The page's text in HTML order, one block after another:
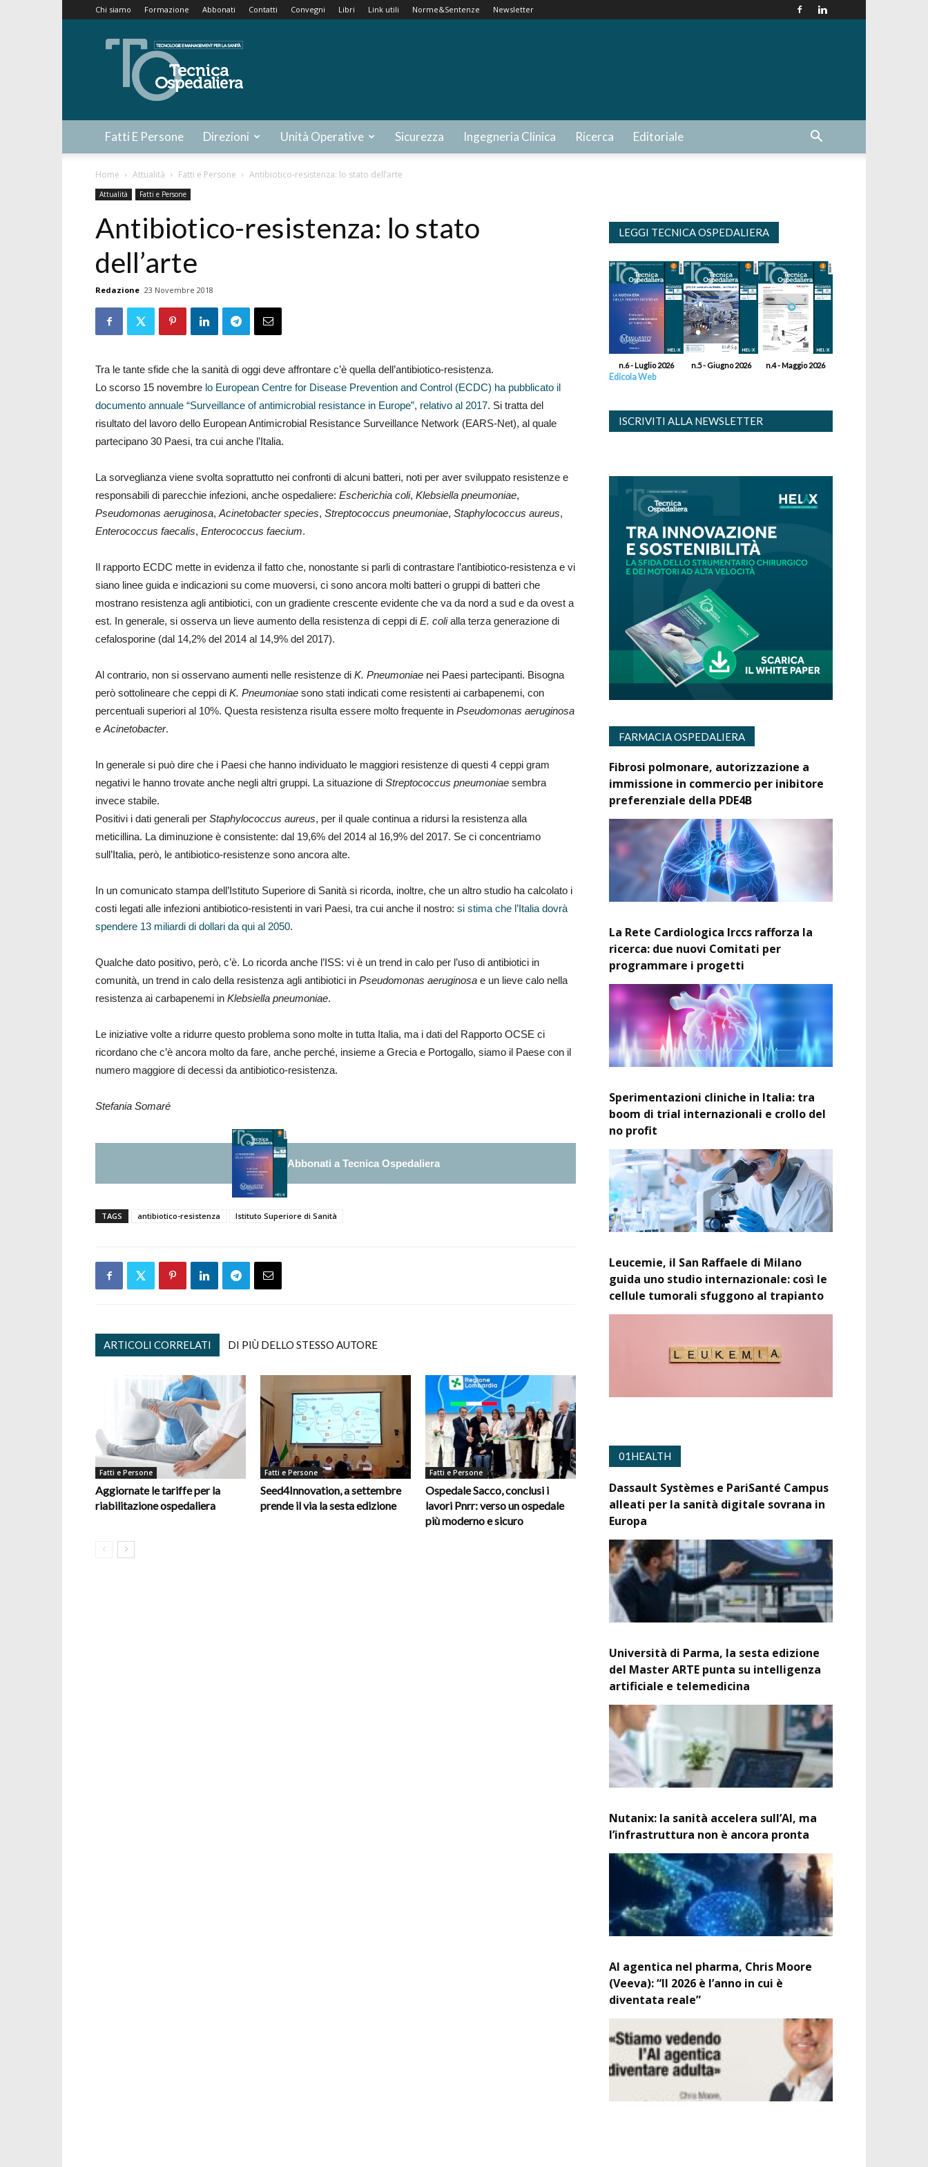
Chi siamo Formazione Abbonati Contatti Convegni Libri Link utili Norme&Sentenze Newsletter
Tecnica
Ospedaliera
Fatti E Persone Direzioni Unità Operative Sicurezza Ingegneria Clinica Ricerca Editoriale
Home Attualità Fatti e Persone Antibiotico-resistenza: lo stato dell’arte
Attualità Fatti e Persone
Antibiotico-resistenza: lo stato
dell’arte
Redazione 23 Novembre 2018
Tra le tante sfide che la sanità di oggi deve affrontare c’è quella dell’antibiotico-resistenza.
Lo scorso 15 novembre lo European Centre for Disease Prevention and Control (ECDC) ha pubblicato il
documento annuale “Surveillance of antimicrobial resistance in Europe”, relativo al 2017. Si tratta del
risultato del lavoro dello European Antimicrobial Resistance Surveillance Network (EARS-Net), al quale
partecipano 30 Paesi, tra cui anche l’Italia.
La sorveglianza viene svolta soprattutto nei confronti di alcuni batteri, noti per aver sviluppato resistenze e
responsabili di parecchie infezioni, anche ospedaliere: Escherichia coli, Klebsiella pneumoniae,
Pseudomonas aeruginosa, Acinetobacter species, Streptococcus pneumoniae, Staphylococcus aureus,
Enterococcus faecalis, Enterococcus faecium.
Il rapporto ECDC mette in evidenza il fatto che, nonostante si parli di contrastare l’antibiotico-resistenza e vi
siano linee guida e indicazioni su come muoversi, ci sono ancora molti batteri o gruppi di batteri che
mostrano resistenza agli antibiotici, con un gradiente crescente evidente che va da nord a sud e da ovest a
est. In generale, si osserva un lieve aumento della resistenza di ceppi di E. colialla terza generazione di
cefalosporine (dal 14,2% del 2014 al 14,9% del 2017).
Al contrario, non si osservano aumenti nelle resistenze di K. Pneumoniae nei Paesi partecipanti. Bisogna
però sottolineare che ceppi di K. Pneumoniae sono stati indicati come resistenti ai carbapenemi, con
percentuali superiori al 10%. Questa resistenza risulta essere molto frequente in Pseudomonas aeruginosa
e Acinetobacter.
In generale si può dire che i Paesi che hanno individuato le maggiori resistenze di questi 4 ceppi gram
negativi le hanno trovate anche negli altri gruppi. La situazione di Streptococcus pneumoniae sembra
invece stabile.
Positivi i dati generali per Staphylococcus aureus, per il quale continua a ridursi la resistenza alla
meticillina. La diminuzione è consistente: dal 19,6% del 2014 al 16,9% del 2017. Se ci concentriamo
sull’Italia, però, le antibiotico-resistenze sono ancora alte.
In un comunicato stampa dell’Istituto Superiore di Sanità si ricorda, inoltre, che un altro studio ha calcolato i
costi legati alle infezioni antibiotico-resistenti in vari Paesi, tra cui anche il nostro: si stima che l’Italia dovrà
spendere 13 miliardi di dollari da qui al 2050.
Qualche dato positivo, però, c’è. Lo ricorda anche l’ISS: vi è un trend in calo per l’uso di antibiotici in
comunità, un trend in calo della resistenza agli antibiotici in Pseudomonas aeruginosa e un lieve calo nella
resistenza ai carbapenemi in Klebsiella pneumoniae.
Le iniziative volte a ridurre questo problema sono molte in tutta Italia, ma i dati del Rapporto OCSE ci
ricordano che c’è ancora molto da fare, anche perché, insieme a Grecia e Portogallo, siamo il Paese con il
numero maggiore di decessi da antibiotico-resistenza.
Stefania Somaré
Abbonati a Tecnica Ospedaliera
TAGS antibiotico-resistenza Istituto Superiore di Sanità
ARTICOLI CORRELATI DI PIÙ DELLO STESSO AUTORE
Fatti e Persone
Aggiornate le tariffe per la
riabilitazione ospedaliera
Fatti e Persone
Seed4Innovation, a settembre
prende il via la sesta edizione
Fatti e Persone
Ospedale Sacco, conclusi i
lavori Pnrr: verso un ospedale
più moderno e sicuro
LEGGI TECNICA OSPEDALIERA
n.6 - Luglio 2026 n.5 - Giugno 2026 n.4 - Maggio 2026
Edicola Web
ISCRIVITI ALLA NEWSLETTER
FARMACIA OSPEDALIERA
Fibrosi polmonare, autorizzazione a
immissione in commercio per inibitore
preferenziale della PDE4B
La Rete Cardiologica Irccs rafforza la
ricerca: due nuovi Comitati per
programmare i progetti
Sperimentazioni cliniche in Italia: tra
boom di trial internazionali e crollo del
no profit
Leucemie, il San Raffaele di Milano
guida uno studio internazionale: così le
cellule tumorali sfuggono al trapianto
01HEALTH
Dassault Systèmes e PariSanté Campus
alleati per la sanità digitale sovrana in
Europa
Università di Parma, la sesta edizione
del Master ARTE punta su intelligenza
artificiale e telemedicina
Nutanix: la sanità accelera sull’AI, ma
l’infrastruttura non è ancora pronta
AI agentica nel pharma, Chris Moore
(Veeva): “Il 2026 è l’anno in cui è
diventata reale”